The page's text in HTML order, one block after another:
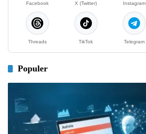
Facebook X (Twitter) Instagram
Threads TikTok Telegram
Populer